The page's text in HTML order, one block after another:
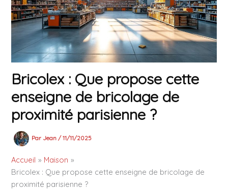
Bricolex : Que propose cette
enseigne de bricolage de
proximité parisienne ?
Par Jean/11/11/2025
Accueil
Maison
Bricolex : Que propose cette enseigne de bricolage de
proximité parisienne ?